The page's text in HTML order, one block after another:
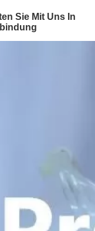
Sie Mit Uns In